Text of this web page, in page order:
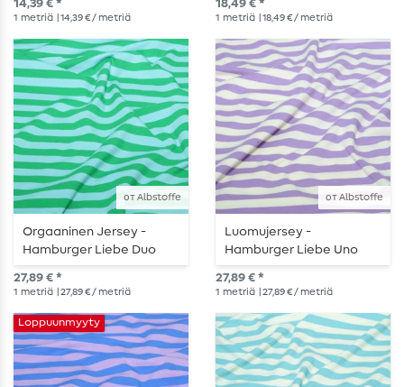
14,39 € *
1 metriä | 14,39 € / metriä
18,49 € *
1 metriä | 18,49 € / metriä
от Albstoffe
Orgaaninen Jersey -
Hamburger Liebe Duo
Kesäraidat Turkoosi
Vihreä
27,89 € *
1 metriä | 27,89 € / metriä
от Albstoffe
Luomujersey -
Hamburger Liebe Uno
Kesäraidat Ecru Violetti
27,89 € *
1 metriä | 27,89 € / metriä
Loppuunmyyty